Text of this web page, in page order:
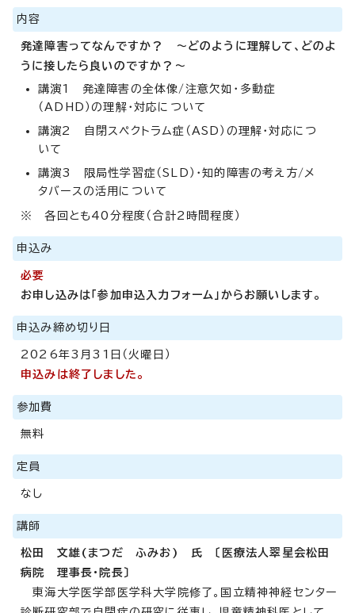
内容
発達障害ってなんですか？ ～どのように理解して、どのよ
うに接したら良いのですか？～
講演1 発達障害の全体像/注意欠如・多動症
（ADHD）の理解・対応について
講演2 自閉スペクトラム症（ASD）の理解・対応につ
いて
講演3 限局性学習症（SLD）・知的障害の考え方/メ
タバースの活用について
※ 各回とも40分程度（合計2時間程度）
申込み
必要
お申し込みは「参加申込入力フォーム」からお願いします。
申込み締め切り日
2026年3月31日（火曜日）
申込みは終了しました。
参加費
無料
定員
なし
講師
松田 文雄(まつだ ふみお) 氏 〔医療法人翠星会松田
病院 理事長・院長〕
東海大学医学部医学科大学院修了。国立精神神経センター